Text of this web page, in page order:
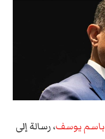
باسم يوسف، رسالة إلى